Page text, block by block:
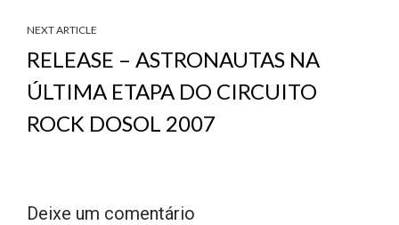
NEXT ARTICLE
RELEASE – ASTRONAUTAS NA
ÚLTIMA ETAPA DO CIRCUITO
ROCK DOSOL 2007
Deixe um comentário